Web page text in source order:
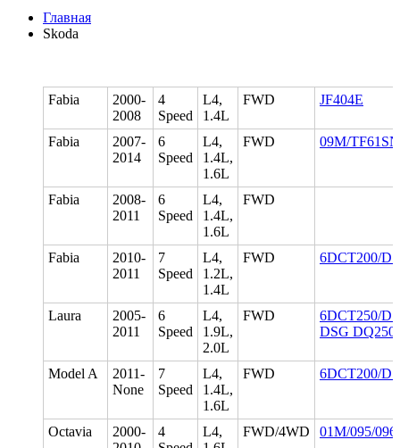
Главная
Skoda
Fabia
2000-
2008
4
Speed
L4,
1.4L
FWD JF404E
Fabia
2007-
2014
6
Speed
L4,
1.4L,
1.6L
FWD 09M/TF61SN
Fabia
2008-
2011
6
Speed
L4,
1.4L,
1.6L
FWD
Fabia
2010-
2011
7
Speed
L4,
1.2L,
1.4L
FWD 6DCT200/
Laura
2005-
2011
6
Speed
L4,
1.9L,
2.0L
FWD
6DCT250/
DSG
Model A
2011-
None
7
Speed
L4,
1.4L,
1.6L
FWD 6DCT200/
Octavia
2000-
4
L4,
FWD/4WD 01M/095/096